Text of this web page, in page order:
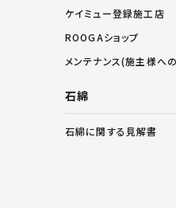
ケイミュー登録施工店
ROOGAショップ
メンテナンス(施主様へ
石綿
石綿に関する見解書